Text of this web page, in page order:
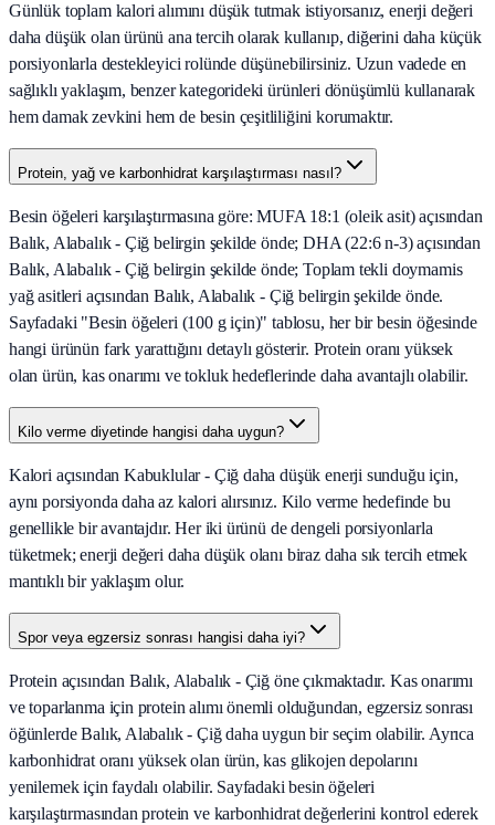
Günlük toplam kalori alımını düşük tutmak istiyorsanız, enerji değeri
daha düşük olan ürünü ana tercih olarak kullanıp, diğerini daha küçük
porsiyonlarla destekleyici rolünde düşünebilirsiniz. Uzun vadede en
sağlıklı yaklaşım, benzer kategorideki ürünleri dönüşümlü kullanarak
hem damak zevkini hem de besin çeşitliliğini korumaktır.
Protein, yağ ve karbonhidrat karşılaştırması nasıl?
Besin öğeleri karşılaştırmasına göre: MUFA 18:1 (oleik asit) açısından
Balık, Alabalık - Çiğ belirgin şekilde önde; DHA (22:6 n-3) açısından
Balık, Alabalık - Çiğ belirgin şekilde önde; Toplam tekli doymamis
yağ asitleri açısından Balık, Alabalık - Çiğ belirgin şekilde önde.
Sayfadaki "Besin öğeleri (100 g için)" tablosu, her bir besin öğesinde
hangi ürünün fark yarattığını detaylı gösterir. Protein oranı yüksek
olan ürün, kas onarımı ve tokluk hedeflerinde daha avantajlı olabilir.
Kilo verme diyetinde hangisi daha uygun?
Kalori açısından Kabuklular - Çiğ daha düşük enerji sunduğu için,
aynı porsiyonda daha az kalori alırsınız. Kilo verme hedefinde bu
genellikle bir avantajdır. Her iki ürünü de dengeli porsiyonlarla
tüketmek; enerji değeri daha düşük olanı biraz daha sık tercih etmek
mantıklı bir yaklaşım olur.
Spor veya egzersiz sonrası hangisi daha iyi?
Protein açısından Balık, Alabalık - Çiğ öne çıkmaktadır. Kas onarımı
ve toparlanma için protein alımı önemli olduğundan, egzersiz sonrası
öğünlerde Balık, Alabalık - Çiğ daha uygun bir seçim olabilir. Ayrıca
karbonhidrat oranı yüksek olan ürün, kas glikojen depolarını
yenilemek için faydalı olabilir. Sayfadaki besin öğeleri
karşılaştırmasından protein ve karbonhidrat değerlerini kontrol ederek